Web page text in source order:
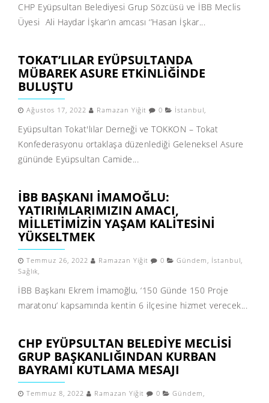
CHP Eyüpsultan Belediyesi Grup Sözcüsü ve İBB Meclis
Üyesi Ali Haydar İşkar’ın amcası ‘’Hasan İşkar...
TOKAT’LILAR EYÜPSULTANDA
MÜBAREK ASURE ETKINLIĞINDE
BULUŞTU
Ağustos 17, 2022 Ramazan Yiğit 0 İstanbul,
Eyüpsultan Tokat'lılar Derneği ve TOKKON – Tokat
Konfederasyonu ortaklaşa düzenlediği Geleneksel Asure
gününde Eyüpsultan Camide...
İBB BAŞKANI İMAMOĞLU:
YATIRIMLARIMIZIN AMACI,
MİLLETİMİZİN YAŞAM KALİTESİNİ
YÜKSELTMEK
Temmuz 26, 2022 Ramazan Yiğit 0 Gündem , İstanbul,
Sağlık,
İBB Başkanı Ekrem İmamoğlu, ‘150 Günde 150 Proje
maratonu’ kapsamında kentin 6 ilçesine hizmet verecek...
CHP EYÜPSULTAN BELEDIYE MECLISI
GRUP BAŞKANLIĞINDAN KURBAN
BAYRAMI KUTLAMA MESAJI
Temmuz 8, 2022 Ramazan Yiğit 0 Gündem ,